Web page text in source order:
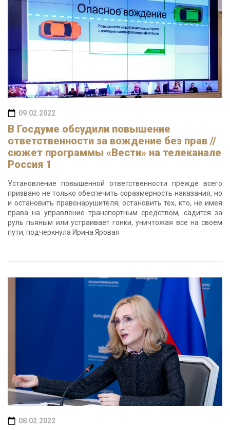
09.02.2022
В Госдуме обсудили повышение
ответственности за вождение без прав //
сюжет программы «Вести» на телеканале
Россия 1
Установление повышенной ответственности прежде всего
призвано не только обеспечить соразмерность наказания, но
и остановить правонарушителя, остановить тех, кто, не имея
права на управление транспортным средством, садится за
руль пьяным или устраивает гонки, уничтожая все на своем
пути, подчеркнула Ирина Яровая
08.02.2022